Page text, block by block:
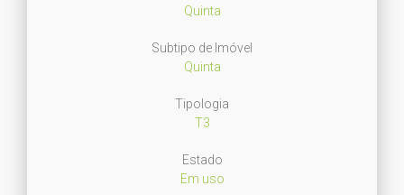
Quinta
Subtipo de Imóvel
Quinta
Tipologia
T3
Estado
Em uso